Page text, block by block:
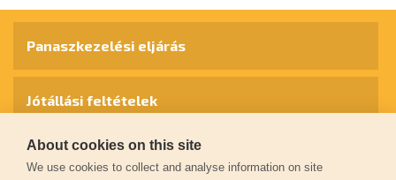
Panaszkezelési eljárás
Jótállási feltételek
Személyes adatok védelme
About cookies on this site
We use cookies to collect and analyse information on site